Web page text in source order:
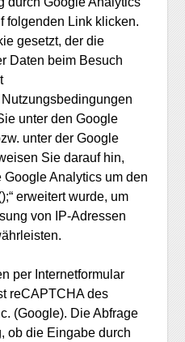
folgenden Link klicken.
gesetzt, der die
Daten beim Besuch
unter den Google
unter der Google
Sie darauf hin,
Analytics um den
erweitert wurde, um
von IP-Adressen
per Internetformular
reCAPTCHA des
(Google). Die Abfrage
ob die Eingabe durch